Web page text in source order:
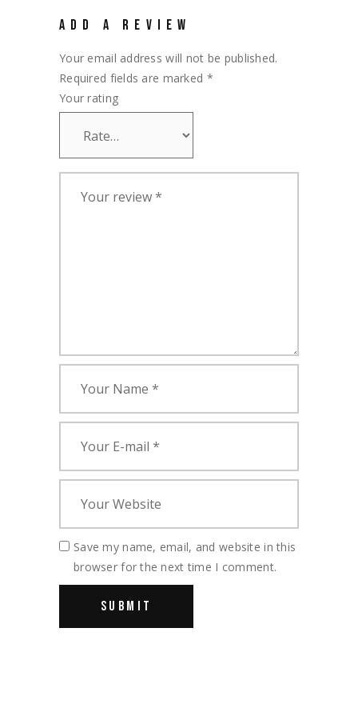
ADD A REVIEW
Your email address will not be published.
Required fields are marked *
Your rating
Save my name, email, and website in this
browser for the next time I comment.